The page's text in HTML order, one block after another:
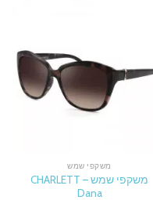
משקפי שמש
משקפי שמש CHARLETT –
Dana